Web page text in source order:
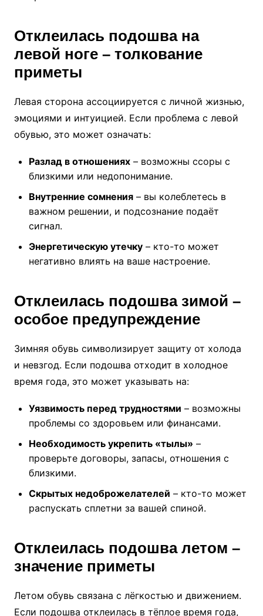
Отклеилась подошва на
левой ноге – толкование
приметы
Левая сторона ассоциируется с личной жизнью,
эмоциями и интуицией. Если проблема с левой
обувью, это может означать:
Разлад в отношениях– возможны ссоры с
близкими или недопонимание.
Внутренние сомнения– вы колеблетесь в
важном решении, и подсознание подаёт
сигнал.
Энергетическую утечку– кто-то может
негативно влиять на ваше настроение.
Отклеилась подошва зимой –
особое предупреждение
Зимняя обувь символизирует защиту от холода
и невзгод. Если подошва отходит в холодное
время года, это может указывать на:
Уязвимость перед трудностями – возможны
проблемы со здоровьем или финансами.
Необходимость укрепить «тылы» –
проверьте договоры, запасы, отношения с
близкими.
Скрытых недоброжелателей – кто-то может
распускать сплетни за вашей спиной.
Отклеилась подошва летом –
значение приметы
Летом обувь связана с лёгкостью и движением.
Если подошва отклеилась в тёплое время года,